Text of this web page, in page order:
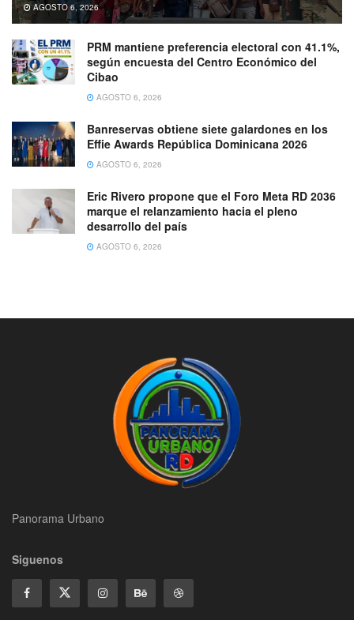
AGOSTO 6, 2026
PRM mantiene preferencia electoral con 41.1%,
según encuesta del Centro Económico del
Cibao
AGOSTO 6, 2026
Banreservas obtiene siete galardones en los
Effie Awards República Dominicana 2026
AGOSTO 6, 2026
Eric Rivero propone que el Foro Meta RD 2036
marque el relanzamiento hacia el pleno
desarrollo del país
AGOSTO 6, 2026
Panorama Urbano
Siguenos